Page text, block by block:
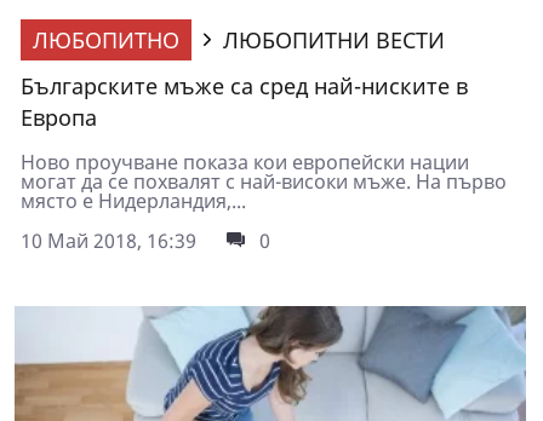
ЛЮБОПИТНО
ЛЮБОПИТНИ ВЕСТИ
Българските мъже са сред най-ниските в
Европа
Ново проучване показа кои европейски нации
могат да се похвалят с най-високи мъже. На първо
място е Нидерландия,...
10 Май 2018, 16:39
0